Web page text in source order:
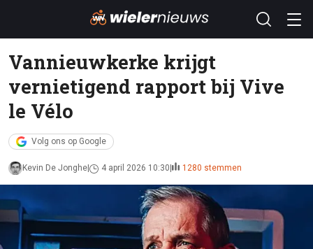
Vannieuwkerke krijgt
vernietigend rapport bij Vive
le Vélo
Volg ons op Google
Kevin De Jonghe 4 april 2026 10:30 1280 stemmen